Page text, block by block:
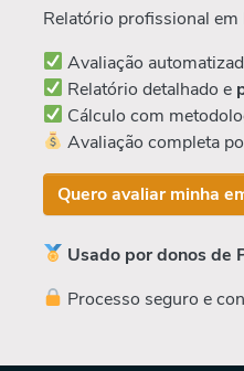
Relatório profissional
Avaliação
Relatório detalhado e
Cálculo com
Avaliação completa
Quero avaliar minha
Usado por donos de
Processo seguro e